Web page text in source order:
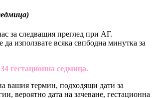
за следващия преглед при АГ.
да използвате всяка свпбодна минутка за
34 гестационна седмица.
вашия термин, подходящи дати за
вероятно дата на зачеване, гестационна